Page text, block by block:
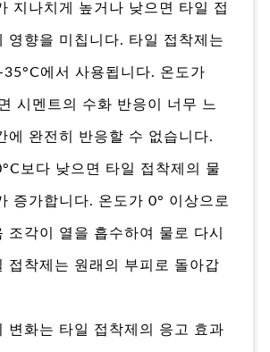
지나치게 높거나 낮으면 타일 접
영향을 미칩니다. 타일 접착제는
에서 사용됩니다. 온도가
시멘트의 수화 반응이 너무 느
에 완전히 반응할 수 없습니다.
보다 낮으면 타일 접착제의 물
증가합니다. 온도가 0° 이상으로
조각이 열을 흡수하여 물로 다시
접착제는 원래의 부피로 돌아갑
변화는 타일 접착제의 응고 효과